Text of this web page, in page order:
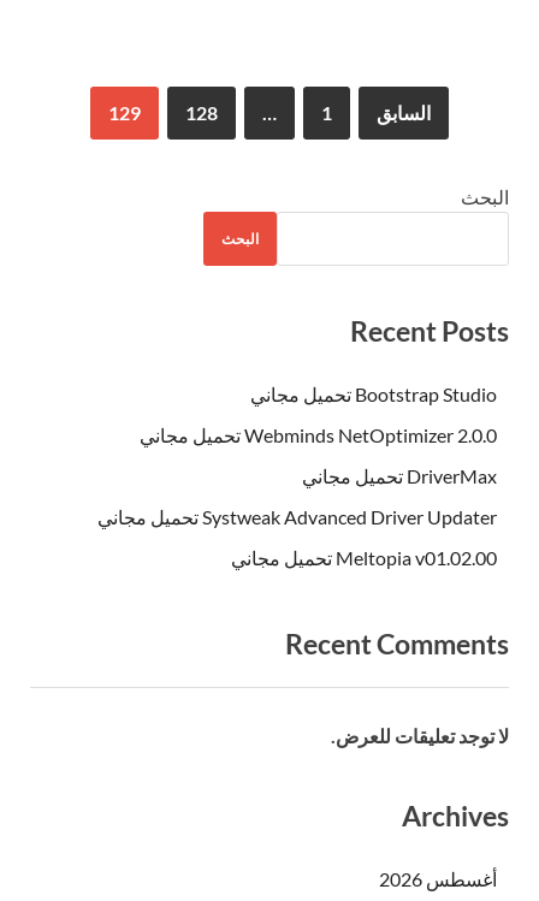
السابق 1
…
128
129
البحث
البحث
Recent Posts
Bootstrap Studio تحميل مجاني
Webminds NetOptimizer 2.0.0 تحميل مجاني
DriverMax تحميل مجاني
Systweak Advanced Driver Updater تحميل مجاني
Meltopia v01.02.00 تحميل مجاني
Recent Comments
لا توجد تعليقات للعرض.
Archives
أغسطس 2026